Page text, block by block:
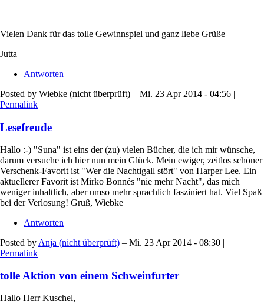
Vielen Dank für das tolle Gewinnspiel und ganz liebe Grüße
Jutta
Antworten
Posted by Wiebke (nicht überprüft) – Mi. 23 Apr 2014 - 04:56 |
Permalink
Lesefreude
Hallo :-) "Suna" ist eins der (zu) vielen Bücher, die ich mir wünsche,
darum versuche ich hier nun mein Glück. Mein ewiger, zeitlos schöner
Verschenk-Favorit ist "Wer die Nachtigall stört" von Harper Lee. Ein
aktuellerer Favorit ist Mirko Bonnés "nie mehr Nacht", das mich
weniger inhaltlich, aber umso mehr sprachlich fasziniert hat. Viel Spaß
bei der Verlosung! Gruß, Wiebke
Antworten
Posted by Anja (nicht überprüft) – Mi. 23 Apr 2014 - 08:30 |
Permalink
tolle Aktion von einem Schweinfurter
Hallo Herr Kuschel,